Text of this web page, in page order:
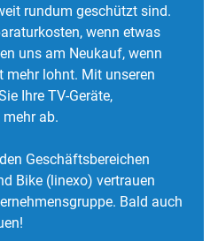
rundum geschützt sind.
wenn etwas
uns am Neukauf, wenn
mehr lohnt. Mit unseren
Ihre TV-Geräte,
ab.
Geschäftsbereichen
Bike (linexo) vertrauen
Bald auch